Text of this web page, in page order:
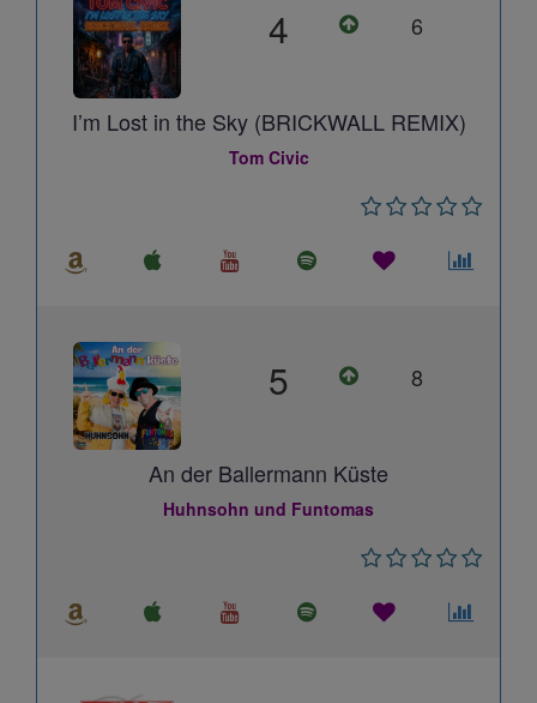
4 6
I’m Lost in the Sky (BRICKWALL REMIX)
Tom Civic
5 8
An der Ballermann Küste
Huhnsohn und Funtomas